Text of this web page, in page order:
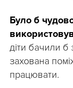
Було б
діти бачили б
захована
працювати.